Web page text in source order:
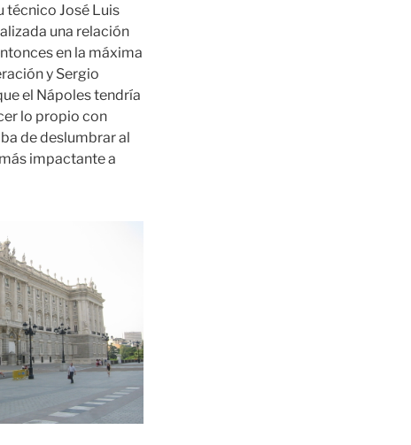
técnico José Luis
una relación
en la máxima
y Sergio
el Nápoles tendría
lo propio con
de deslumbrar al
impactante a